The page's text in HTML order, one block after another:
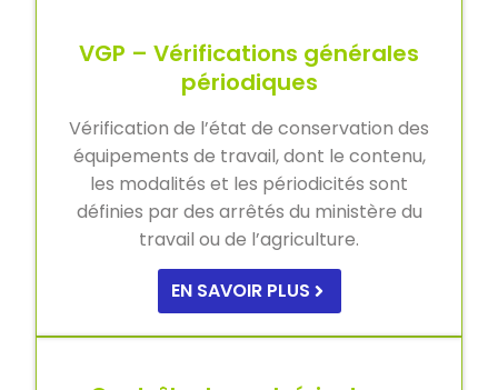
VGP – Vérifications générales
périodiques
Vérification de l’état de conservation des
équipements de travail, dont le contenu,
les modalités et les périodicités sont
définies par des arrêtés du ministère du
travail ou de l’agriculture.
EN SAVOIR PLUS